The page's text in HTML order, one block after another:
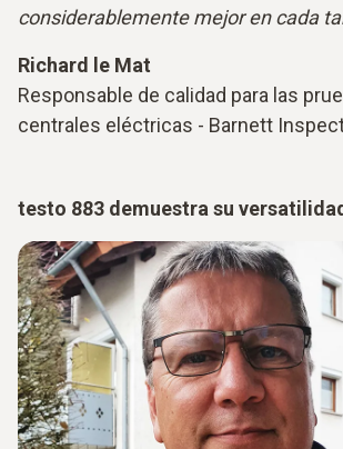
considerablemente mejor en cada
Richard le Mat
Responsable de calidad para las
centrales eléctricas - Barnett
testo 883 demuestra su versatilidad